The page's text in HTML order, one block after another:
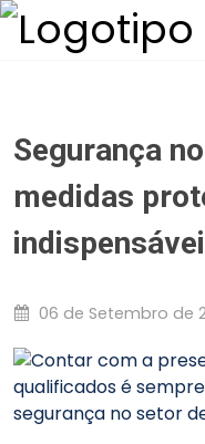
Segurança
medidas
06 de Setembro de